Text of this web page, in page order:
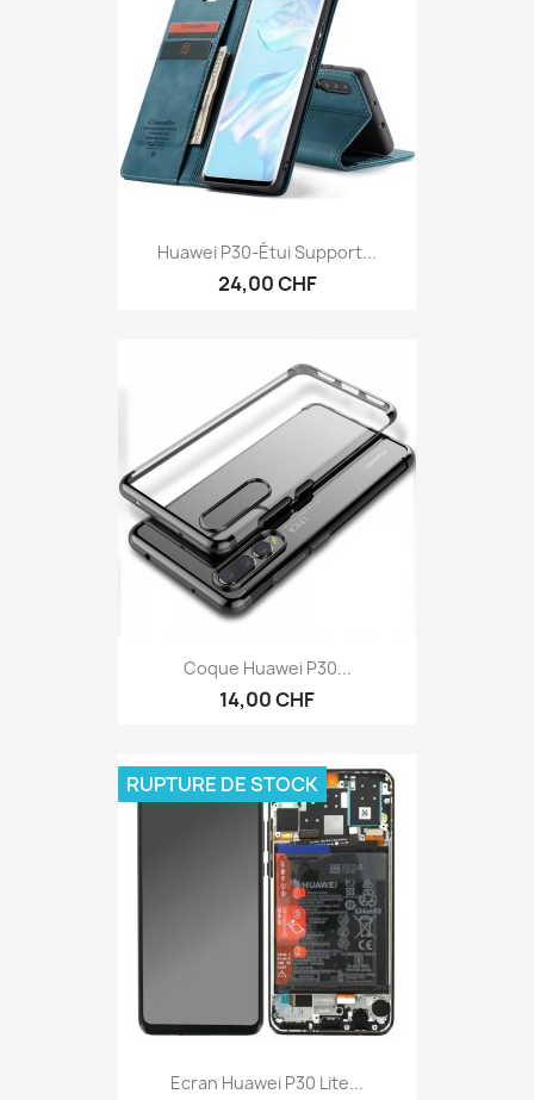
Huawei P30-Étui Support...
24,00 CHF
Coque Huawei P30...
14,00 CHF
Ecran Huawei P30 Lite...
RUPTURE DE STOCK